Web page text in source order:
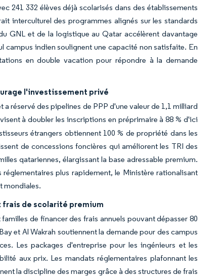
241 332 élèves déjà scolarisés dans des établissements
interculturel des programmes alignés sur les standards
GNL et de la logistique au Qatar accélèrent davantage
campus indien soulignent une capacité non satisfaite. En
en double vacation pour répondre à la demande
l'investissement privé
réservé des pipelines de PPP d'une valeur de 1,1 milliard
à doubler les inscriptions en préprimaire à 88 % d'ici
étrangers obtiennent 100 % de propriété dans les
de concessions foncières qui améliorent les TRI des
qatariennes, élargissant la base adressable premium.
plus rapidement, le Ministère rationalisant
mondiales.
frais de scolarité premium
de financer des frais annuels pouvant dépasser 80
et Al Wakrah soutiennent la demande pour des campus
Les packages d'entreprise pour les ingénieurs et les
aux prix. Les mandats réglementaires plafonnant les
la discipline des marges grâce à des structures de frais